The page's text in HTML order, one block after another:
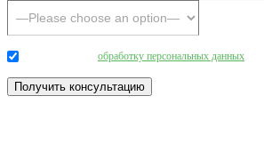
обработку персональных данных